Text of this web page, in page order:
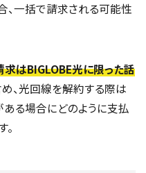
一括で請求される可能性
はBIGLOBE光に限った話
、光回線を解約する際は
る場合にどのように支払